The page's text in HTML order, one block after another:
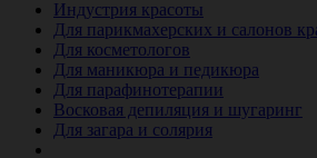
Индустрия красоты
Для парикмахерских и салонов
Для косметологов
Для маникюра и педикюра
Для парафинотерапии
Восковая депиляция и шугаринг
Для загара и солярия